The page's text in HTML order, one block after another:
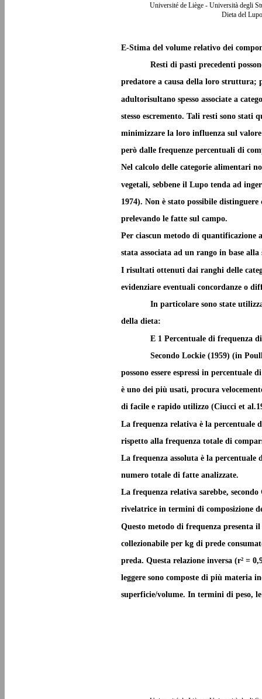
Université de Liège - Università degli
Dieta del
E-Stima del volume relativo dei
Resti di pasti precedenti
predatore a causa della loro struttura;
adultorisultano spesso associate a
stesso escremento. Tali resti sono
minimizzare la loro influenza sul
però dalle frequenze percentuali di
Nel calcolo delle categorie alimentari
vegetali, sebbene il Lupo tenda ad
1974). Non è stato possibile
prelevando le fatte sul campo.
Per ciascun metodo di quantificazione
stata associata ad un rango in base
I risultati ottenuti dai ranghi delle
evidenziare eventuali concordanze o
In particolare sono state
della dieta:
E 1 Percentuale di frequenza
Secondo Lockie (1959) (in
possono essere espressi in percentuale
è uno dei più usati, procura
di facile e rapido utilizzo (Ciucci et
La frequenza relativa è la percentuale
rispetto alla frequenza totale di
La frequenza assoluta è la
numero totale di fatte analizzate.
La frequenza relativa sarebbe,
rivelatrice in termini di composizione
Questo metodo di frequenza presenta
collezionabile per kg di prede
preda. Questa relazione inversa (r² =
leggere sono composte di più materia
superficie/volume. In termini di peso,